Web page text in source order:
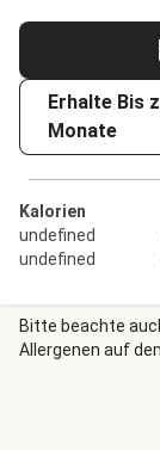
Erhalte Bis
Monate
Kalorien
undefined
undefined
Bitte beachte
Allergenen auf